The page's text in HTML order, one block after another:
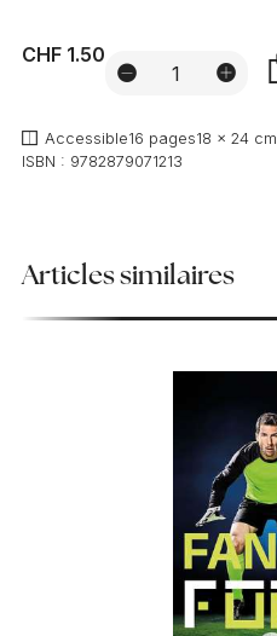
CHF 1.50
Accessible16 pages18 x 24 cm
ISBN : 9782879071213
Articles similaires